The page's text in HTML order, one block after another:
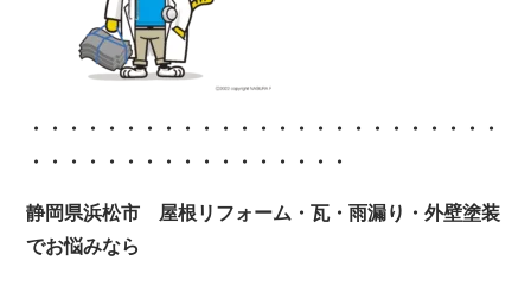
・・・・・・・・・・・・
・・・・・・・・・・・・・
・・・・・・・・・・・・・・・・・
静岡県浜松市 屋根リフォーム・瓦・雨漏り・外壁塗装
でお悩みなら